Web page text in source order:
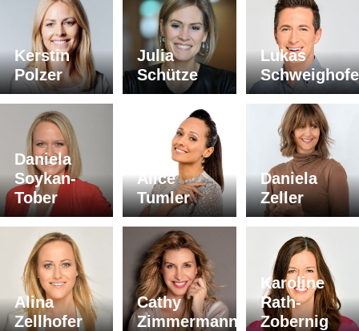
Kerstin
Polzer
Julia
Schütze
Lukas
Daniela
Soykan-
Tober
Alice
Tumler
Daniela
Zeller
Alina
Zellhofer
Cathy
Zimmermann
Karoline
Rath-
Zobernig